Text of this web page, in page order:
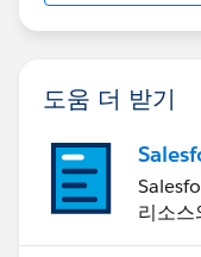
도움 더 받기
리소스